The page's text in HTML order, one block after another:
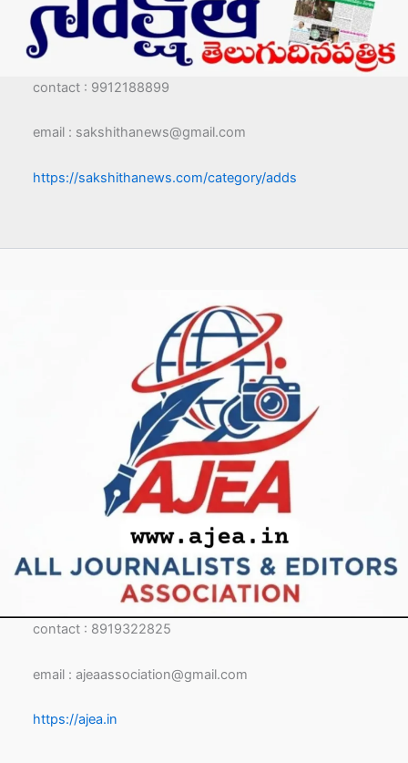
contact : 9912188899
email : sakshithanews@gmail.com
https://sakshithanews.com/category/adds
contact : 8919322825
email : ajeaassociation@gmail.com
https://ajea.in